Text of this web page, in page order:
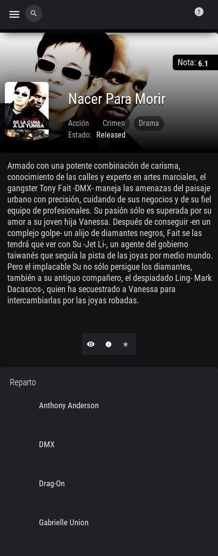
menu search error
Nota: 6.1
Nacer Para Morir
Acción Crimen
Drama
Feb. 28 2003
Estado: Released
Armado con una potente combinación de carisma,
conocimiento de las calles y experto en artes marciales, el
gangster Tony Fait -DMX- maneja las amenazas del paisaje
urbano con precisión, cuidando de sus negocios y de su fiel
equipo de profesionales. Su pasión sólo es superada por su
amor a su joven hija Vanessa. Después de conseguir -en un
complejo golpe- un alijo de diamantes negros, Fait se las
tendrá que ver con Su -Jet Li-, un agente del gobierno
taiwanés que seguía la pista de las joyas por medio mundo.
Pero el implacable Su no sólo persigue los diamantes,
también a su antiguo compañero, el despiadado Ling- Mark
Dacascos-, quien ha secuestrado a Vanessa para
intercambiarlas por las joyas robadas.
remove_red_eye info star
Reparto
Anthony Anderson
DMX
Drag-On
Gabrielle Union